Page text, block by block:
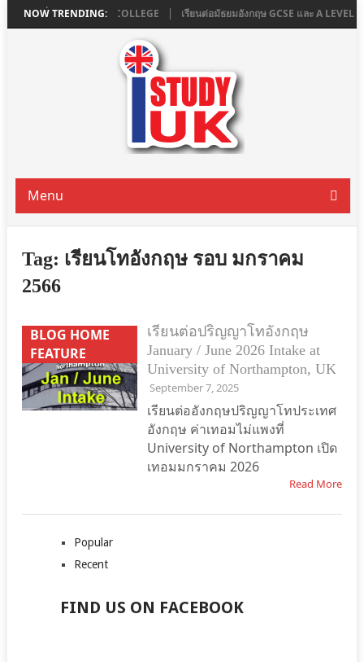
NOW TRENDING:
ที่ ASHBOURNE COLLEGE เรียนต่อมัธยมอังกฤษ GCSE และ A LEVEL
Menu
Tag: เรียนโทอังกฤษ รอบ มกราคม
2566
BLOG HOME
FEATURE
เรียนต่อปริญญาโทอังกฤษ
January / June 2026 Intake at
University of Northampton, UK
September 7, 2025
เรียนต่ออังกฤษปริญญาโทประเทศ
อังกฤษ ค่าเทอมไม่แพงที่
University of Northampton เปิด
เทอมมกราคม 2026
Read More
Popular
Recent
FIND US ON FACEBOOK